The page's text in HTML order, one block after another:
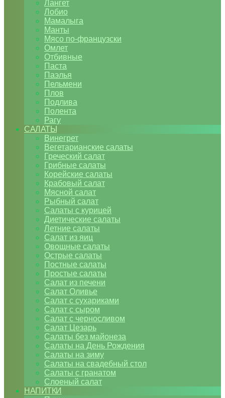
Лангет
Лобио
Мамалыга
Манты
Мясо по-французски
Омлет
Отбивные
Паста
Паэлья
Пельмени
Плов
Подлива
Полента
Рагу
САЛАТЫ
Винегрет
Вегетарианские салаты
Греческий салат
Грибные салаты
Корейские салаты
Крабовый салат
Мясной салат
Рыбный салат
Салаты с курицей
Диетические салаты
Летние салаты
Салат из яиц
Овощные салаты
Острые салаты
Постные салаты
Простые салаты
Салат из печени
Салат Оливье
Салат с сухариками
Салат с сыром
Салат с черносливом
Салат Цезарь
Салаты без майонеза
Салаты на День Рождения
Салаты на зиму
Салаты на свадебный стол
Салаты с гранатом
Слоеный салат
НАПИТКИ